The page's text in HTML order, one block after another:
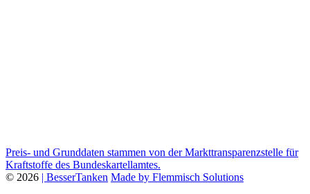
Preis- und Grunddaten stammen von der Markttransparenzstelle für
Kraftstoffe des Bundeskartellamtes.
© 2026 | BesserTanken Made by Flemmisch Solutions